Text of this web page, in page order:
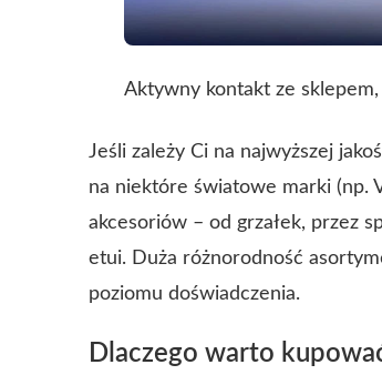
Aktywny kontakt ze
Jeśli zależy Ci na najwyższej
na niektóre światowe marki (np.
akcesoriów – od grzałek, przez
etui. Duża różnorodność
poziomu doświadczenia.
Dlaczego warto